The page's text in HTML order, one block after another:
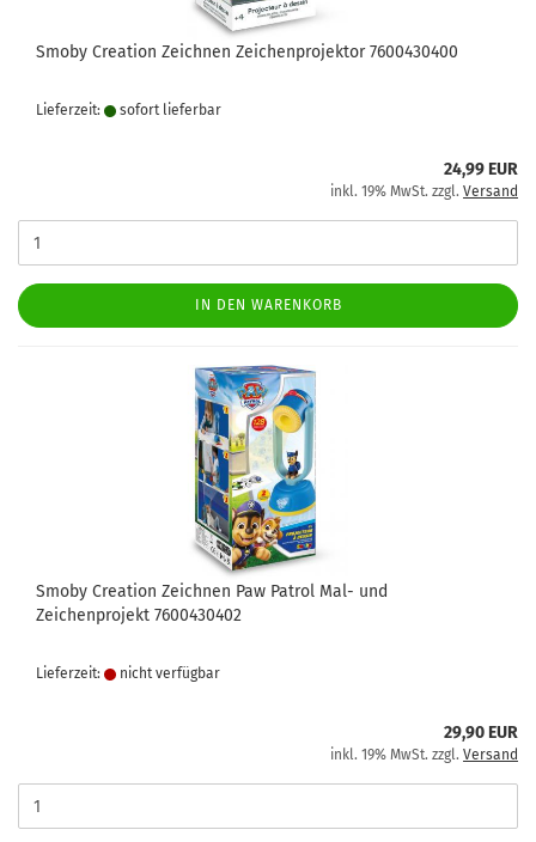
Smoby Creation Zeichnen Zeichenprojektor 7600430400
Lieferzeit: sofort lie­fer­bar
24,99 EUR
inkl. 19% MwSt. zzgl. Versand
IN DEN WARENKORB
Smoby Creation Zeichnen Paw Patrol Mal- und
Zeichenprojekt 7600430402
Lieferzeit: nicht verfügbar
29,90 EUR
inkl. 19% MwSt. zzgl. Versand